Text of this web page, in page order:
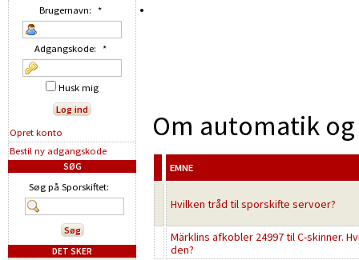
Om automatik
EMNE
Hvilken tråd til sporskifte servoer?
Märklins afkobler 24997 til C-skinner.
den?
Brugernavn: *
Adgangskode: *
Husk mig
Opret konto
Bestil ny adgangskode
SØG
Søg på Sporskiftet:
DET SKER